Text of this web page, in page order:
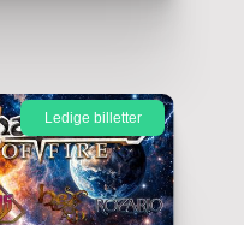
Ledige billetter